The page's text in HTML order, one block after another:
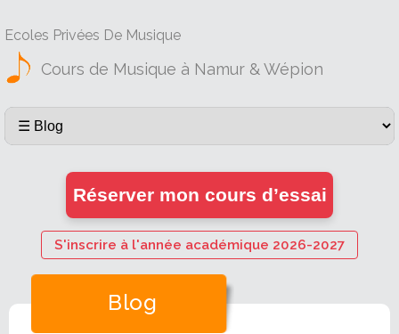
Ecoles Privées De Musique
Cours de Musique à Namur & Wépion
Réserver mon cours d’essai
S'inscrire à l'année académique 2026-2027
Blog